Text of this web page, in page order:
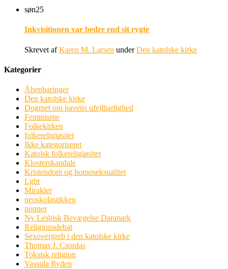
søn25
Inkvisitionen var bedre end sit rygte
Skrevet afKaren M. Larsen underDen katolske kirke
Kategorier
Åbenbaringer
Den katolske kirke
Dogmet om pavens ufejlbarlighed
Feminisme
Folkekirken
folkereligiøsitet
Ikke kategoriseret
Katolsk folkereligiøsitet
Klosterskandale
Kristendom og homoseksualitet
Lgbt
Mirakler
neoskolastikken
nonner
Ny Lesbisk Bevægelse Danmark
Religionsdebat
Sexovergreb i den katolske kirke
Thomas J. Csordas
Toksisk religion
Vassula Ryden